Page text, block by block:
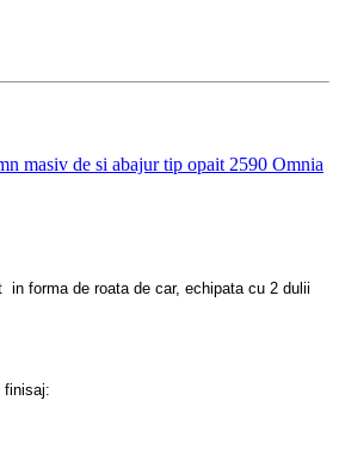
masiv de si abajur tip opait 2590 Omnia
in forma de roata de car, echipata cu 2 dulii
finisaj: